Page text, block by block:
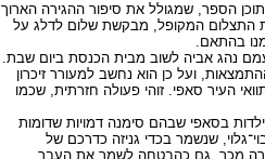
הספר, שמגולל את סיפור ההגירה הארוך
התצלום המקופל, מבקשת שלום לדלג על
בהתאם.
עמם נהג אביה לשוב מבית הכנסת ביום שבת.
ועל כן הוא נחשב למעורר זיכרון
העיר סאפי. זוהי פעולה חזרתית, שכמו
בסאפי שבהם סימנה דמויות שדומות
שנשמר בכדי גניזה כדרכם של
מכך, גם כהבטחה לשמר את העבר